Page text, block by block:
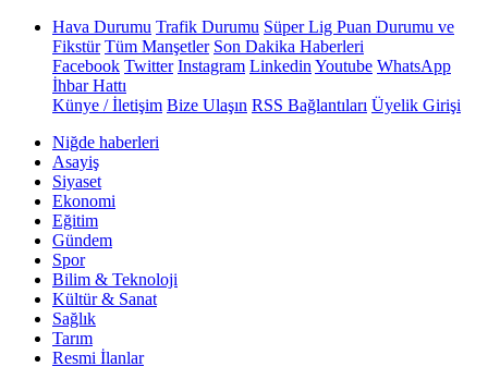
Hava Durumu Trafik Durumu Süper Lig Puan Durumu ve
Fikstür Tüm Manşetler Son Dakika Haberleri
Facebook Twitter Instagram Linkedin Youtube WhatsApp
İhbar Hattı
Künye / İletişim Bize Ulaşın RSS Bağlantıları Üyelik Girişi
Niğde haberleri
Asayiş
Siyaset
Ekonomi
Eğitim
Gündem
Spor
Bilim & Teknoloji
Kültür & Sanat
Sağlık
Tarım
Resmi İlanlar